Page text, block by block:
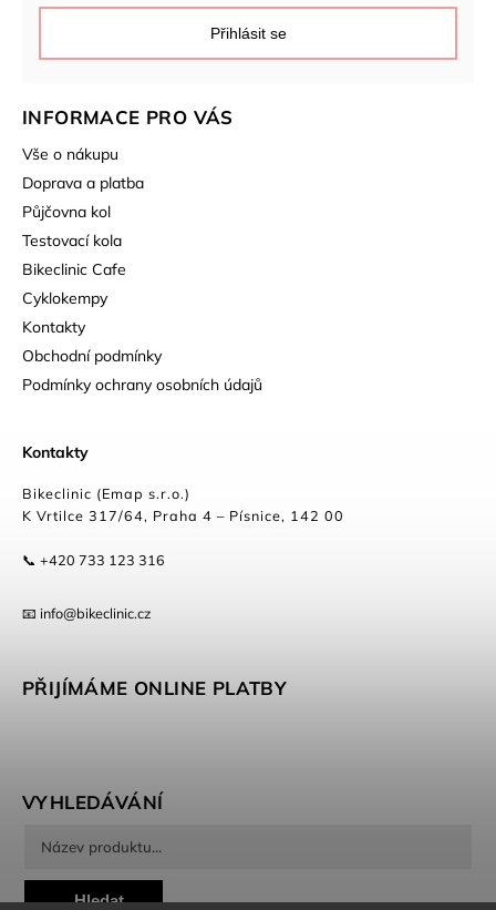
INFORMACE PRO VÁS
Vše o nákupu
Doprava a platba
Půjčovna kol
Testovací kola
Bikeclinic Cafe
Cyklokempy
Kontakty
Obchodní podmínky
Podmínky ochrany osobních údajů
Kontakty
Bikeclinic (Emap s.r.o.)
K Vrtilce 317/64, Praha 4 – Písnice, 142 00
📞 +420 733 123 316
📧 info@bikeclinic.cz
Přihlásit se
PŘIJÍMÁME ONLINE PLATBY
VYHLEDÁVÁNÍ
Hledat